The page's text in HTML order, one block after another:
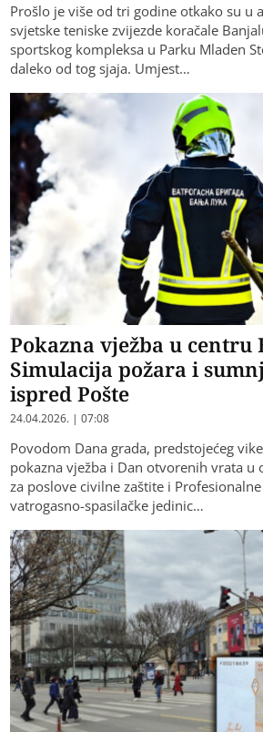
Prošlo je više od tri godine otkako su u
svjetske teniske zvijezde koračale
sportskog kompleksa u Parku Mladen
daleko od tog sjaja. Umjest…
Pokazna vježba u centru
Simulacija požara i
ispred Pošte
24.04.2026. | 07:08
Povodom Dana grada, predstojećeg
pokazna vježba i Dan otvorenih vrata u
za poslove civilne zaštite i
vatrogasno-spasilačke jedinic…